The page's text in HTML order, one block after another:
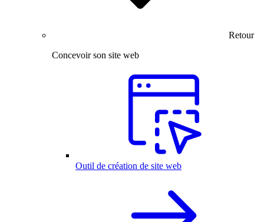
Retour
Concevoir son site web
Outil de création de site web